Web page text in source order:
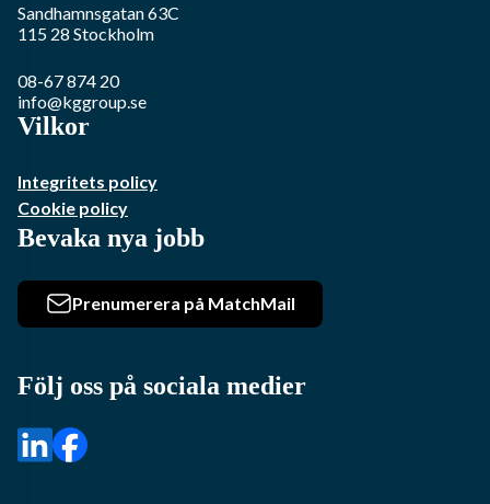
Sandhamnsgatan 63C
115 28 Stockholm
08-67 874 20
info@kggroup.se
Vilkor
Integritets policy
Cookie policy
Bevaka nya jobb
Prenumerera på MatchMail
Följ oss på sociala medier